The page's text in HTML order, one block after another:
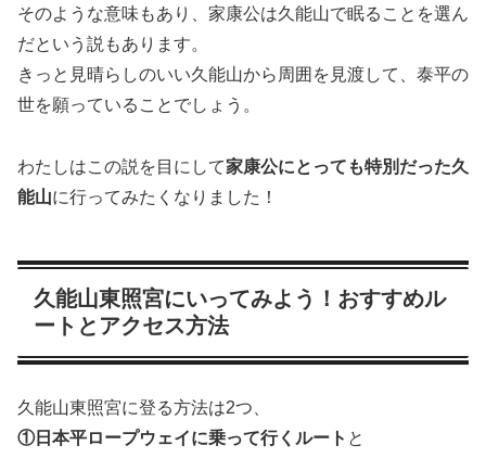
そのような意味もあり、家康公は久能山で眠ることを選ん
だという説もあります。
きっと見晴らしのいい久能山から周囲を見渡して、泰平の
世を願っていることでしょう。
わたしはこの説を目にして家康公にとっても特別だった久
能山に行ってみたくなりました！
久能山東照宮にいってみよう！おすすめル
ートとアクセス方法
久能山東照宮に登る方法は2つ、
①日本平ロープウェイに乗って行くルート と